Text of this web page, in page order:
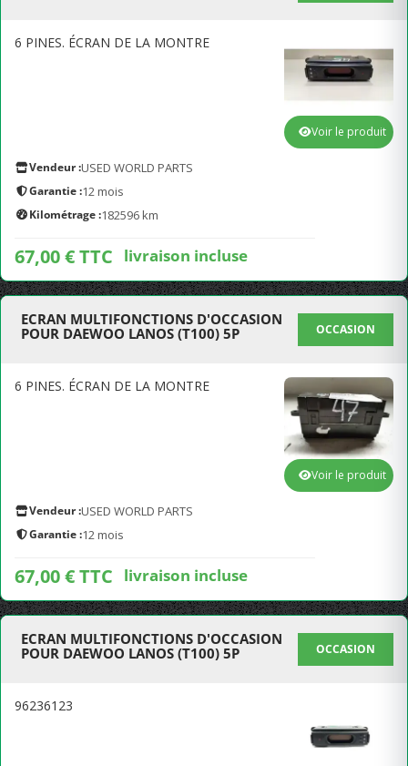
6 PINES. ÉCRAN DE LA MONTRE
Vendeur :USED WORLD PARTS
Garantie :12 mois
Kilométrage :182596 km
67,00 € TTC livraison incluse
Voir le produit
ECRAN MULTIFONCTIONS D'OCCASION
POUR DAEWOO LANOS (T100) 5P
OCCASION
6 PINES. ÉCRAN DE LA MONTRE
Vendeur :USED WORLD PARTS
Garantie :12 mois
67,00 € TTC livraison incluse
Voir le produit
ECRAN MULTIFONCTIONS D'OCCASION
POUR DAEWOO LANOS (T100) 5P
OCCASION
96236123